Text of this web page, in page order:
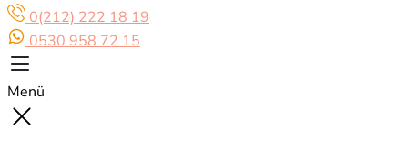
0(212) 222 18 19
0530 958 72 15
Menü